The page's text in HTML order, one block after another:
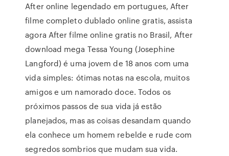
After online legendado em portugues, After
filme completo dublado online gratis, assista
agora After filme online gratis no Brasil, After
download mega Tessa Young (Josephine
Langford) é uma jovem de 18 anos com uma
vida simples: ótimas notas na escola, muitos
amigos e um namorado doce. Todos os
próximos passos de sua vida já estão
planejados, mas as coisas desandam quando
ela conhece um homem rebelde e rude com
segredos sombrios que mudam sua vida.